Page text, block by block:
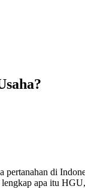
di
apa itu